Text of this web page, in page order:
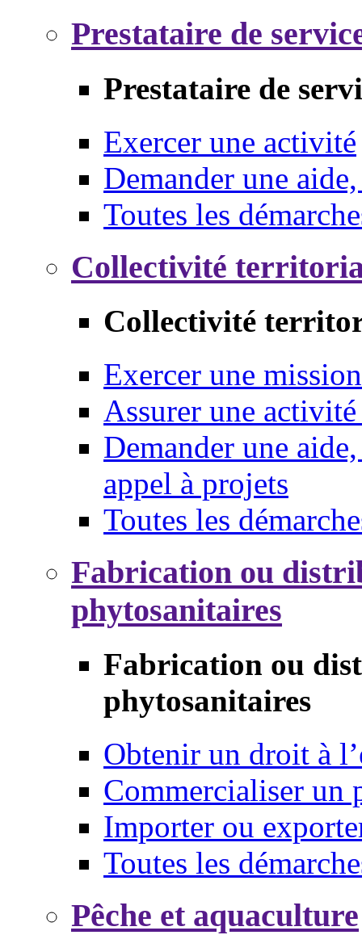
Prestataire de
Prestataire de
Exercer une activité
Demander une
Toutes les
Collectivité
Collectivité
Exercer une mission
Assurer une
Demander une
appel à projets
Toutes les
Fabrication ou
phytosanitaires
Fabrication ou
phytosanitaires
Obtenir un droit à
Commercialiser un
Importer ou
Toutes les
Pêche et aquaculture